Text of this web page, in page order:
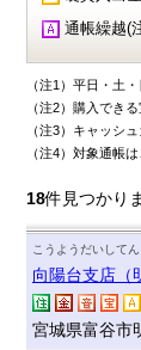
通帳繰越(
（注1）平日・土
（注2）購入でき
（注3）キャッシ
（注4）対象通帳
18件見つかり
こうようだいしてん
向陽台支店（
宮城県富谷市